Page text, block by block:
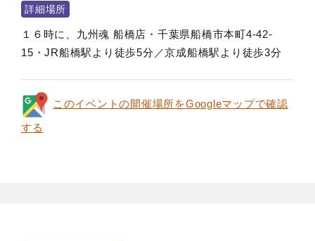
詳細場所
１６時に、九州魂 船橋店・千葉県船橋市本町4-42-
15・JR船橋駅より徒歩5分／京成船橋駅より徒歩3分
このイベントの開催場所をGoogleマップで確認
する